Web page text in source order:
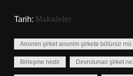
Tarih: Makaleler
Anonim şirket anonim şirkete bölünür mü
Birleşme nedir Devrolunan şirket